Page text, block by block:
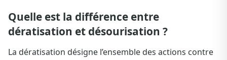
Quelle est la différence entre
dératisation et désourisation ?
La dératisation désigne l’ensemble des actions contre